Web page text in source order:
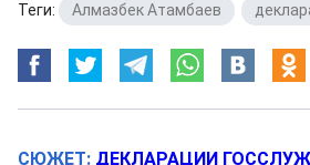
Теги: Алмазбек Атамбаев
СЮЖЕТ: ДЕКЛАРАЦИИ